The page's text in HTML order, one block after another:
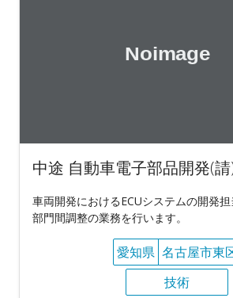
中途 自動車電子部品開発(
車両開発におけるECUシステムの開発
部門間調整の業務を行います。
愛知県 名古屋市東
技術